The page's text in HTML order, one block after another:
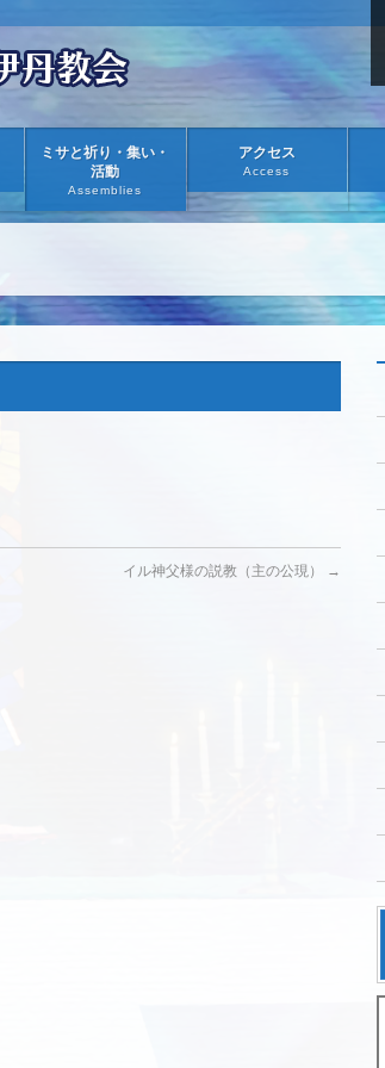
ミサと祈り・集い・
活動
Assemblies
アクセス
Access
イル神父様の説教（主の公現） →